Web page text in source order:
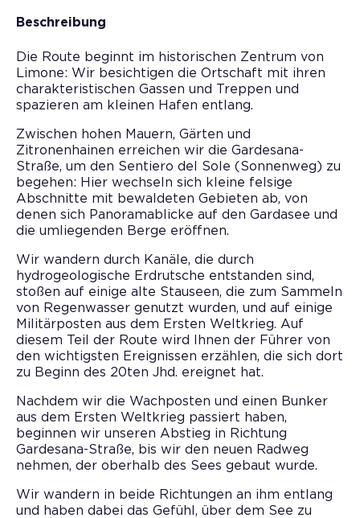
Beschreibung
Die Route beginnt im historischen Zentrum von
Limone: Wir besichtigen die Ortschaft mit ihren
charakteristischen Gassen und Treppen und
spazieren am kleinen Hafen entlang.
Zwischen hohen Mauern, Gärten und
Zitronenhainen erreichen wir die Gardesana-
Straße, um den Sentiero del Sole (Sonnenweg) zu
begehen: Hier wechseln sich kleine felsige
Abschnitte mit bewaldeten Gebieten ab, von
denen sich Panoramablicke auf den Gardasee und
die umliegenden Berge eröffnen.
Wir wandern durch Kanäle, die durch
hydrogeologische Erdrutsche entstanden sind,
stoßen auf einige alte Stauseen, die zum Sammeln
von Regenwasser genutzt wurden, und auf einige
Militärposten aus dem Ersten Weltkrieg. Auf
diesem Teil der Route wird Ihnen der Führer von
den wichtigsten Ereignissen erzählen, die sich dort
zu Beginn des 20ten Jhd. ereignet hat.
Nachdem wir die Wachposten und einen Bunker
aus dem Ersten Weltkrieg passiert haben,
beginnen wir unseren Abstieg in Richtung
Gardesana-Straße, bis wir den neuen Radweg
nehmen, der oberhalb des Sees gebaut wurde.
Wir wandern in beide Richtungen an ihm entlang
und haben dabei das Gefühl, über dem See zu